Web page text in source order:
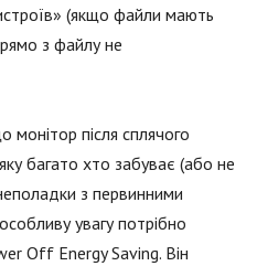
(якщо файли мають
з файлу не
після сплячого
багато хто забуває (або не
з первинними
увагу потрібно
Off Energy Saving. Він